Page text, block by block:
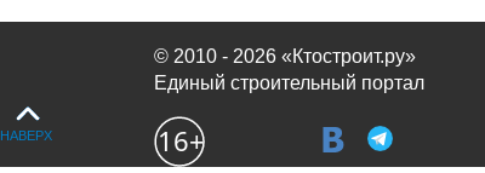
© 2010 - 2026 «Ктостроит.ру»
Единый строительный портал
НАВЕРХ